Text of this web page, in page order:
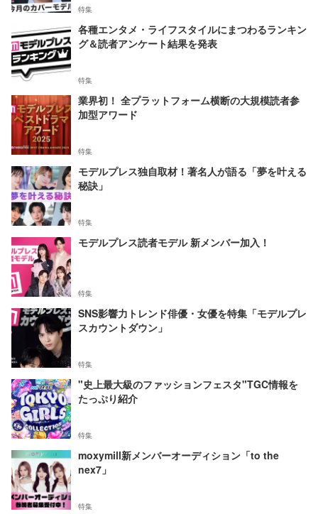
特集
各種エンタメ・ライフスタイルにまつわるランキン
グ＆読者アンケート結果を発表
特集
業界初！ 全プラットフォーム横断の大規模読者参
加型アワード
特集
モデルプレス独自取材！著名人が語る「夢を叶える
秘訣」
特集
モデルプレス読者モデル 新メンバー加入！
特集
SNS影響力トレンド俳優・女優を特集「モデルプレ
スカウントダウン」
特集
"史上最大級のファッションフェスタ"TGC情報を
たっぷり紹介
特集
moxymill新メンバーオーディション「to the
nex7」
特集